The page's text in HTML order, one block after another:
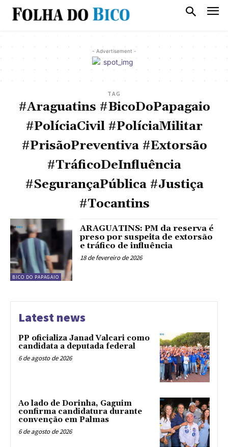
- Advertisement -
TAG
#Araguatins #BicoDoPapagaio
#PolíciaCivil #PolíciaMilitar
#PrisãoPreventiva #Extorsão
#TráficoDeInfluência
#SegurançaPública #Justiça
#Tocantins
BICO DO PAPAGAIO
ARAGUATINS: PM da reserva é
preso por suspeita de extorsão
e tráfico de influência
18 de fevereiro de 2026
Latest news
PP oficializa Janad Valcari como
candidata a deputada federal
6 de agosto de 2026
Ao lado de Dorinha, Gaguim
confirma candidatura durante
convenção em Palmas
6 de agosto de 2026